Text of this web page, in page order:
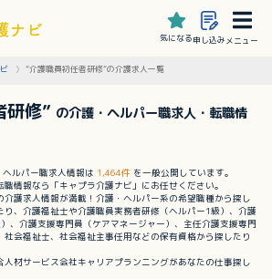
気になる申し込みメニュー
”介護職員初任者研修”の介護求人一覧
研修” の介護・ヘルパー職求人・転職情
ルパー職求人情報は 1,464件 を一般公開しています。
情報なら「キャプラ介護ナビ」にお任せください。
介護求人情報が満載！介護・ヘルパー系の希望職種から探し
り、介護福祉士や介護職員実務者研修（ヘルパー1級）、介護
、介護支援専門員（ケアマネージャー）、主任介護支援専門
会福祉士、社会福祉主事任用などの保有資格から探したり
人材サービス会社キャリアプランニングがあなたの仕事探し